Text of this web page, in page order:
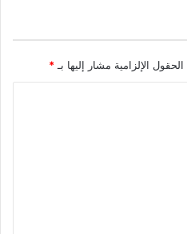
الحقول الإلزامية مشار إليها بـ*